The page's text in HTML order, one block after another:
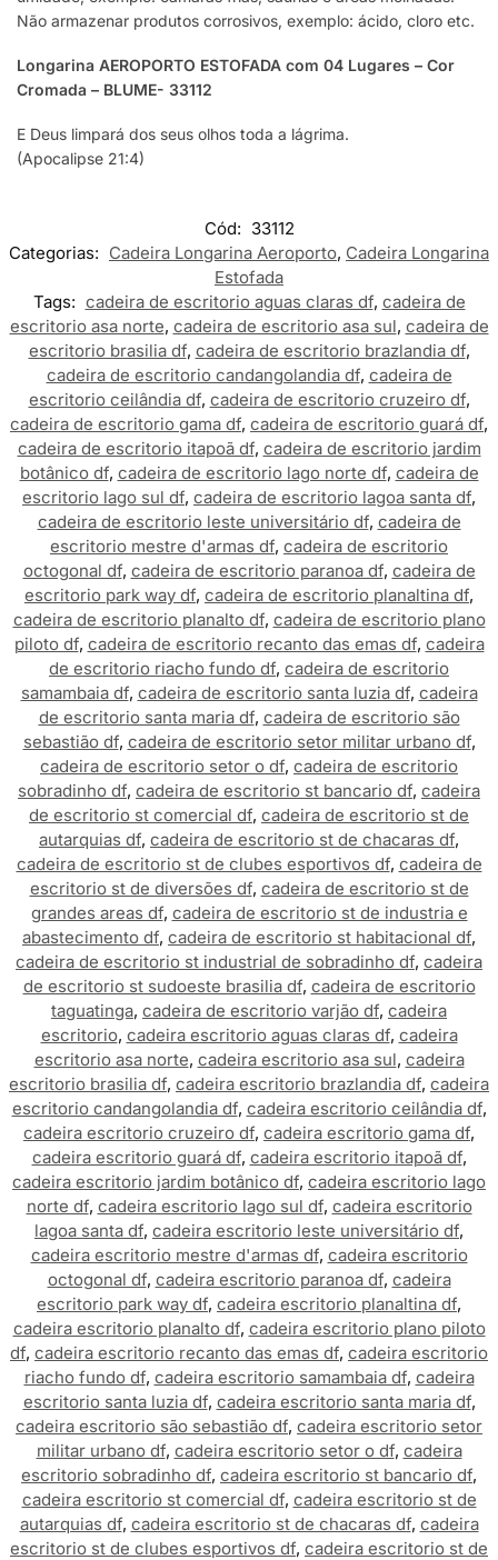
Não armazenar produtos corrosivos, exemplo: ácido, cloro etc.
Longarina AEROPORTO ESTOFADA com 04 Lugares – Cor
Cromada – BLUME- 33112
E Deus limpará dos seus olhos toda a lágrima.
(Apocalipse 21:4)
Cód: 33112
Categorias: Cadeira Longarina Aeroporto, Cadeira Longarina
Estofada
Tags: cadeira de escritorio aguas claras df, cadeira de
escritorio asa norte, cadeira de escritorio asa sul, cadeira de
escritorio brasilia df, cadeira de escritorio brazlandia df,
cadeira de escritorio candangolandia df, cadeira de
escritorio ceilândia df, cadeira de escritorio cruzeiro df,
cadeira de escritorio gama df, cadeira de escritorio guará df,
cadeira de escritorio itapoã df, cadeira de escritorio jardim
botânico df, cadeira de escritorio lago norte df, cadeira de
escritorio lago sul df, cadeira de escritorio lagoa santa df,
cadeira de escritorio leste universitário df, cadeira de
escritorio mestre d'armas df, cadeira de escritorio
octogonal df, cadeira de escritorio paranoa df, cadeira de
escritorio park way df, cadeira de escritorio planaltina df,
cadeira de escritorio planalto df, cadeira de escritorio plano
piloto df, cadeira de escritorio recanto das emas df, cadeira
de escritorio riacho fundo df, cadeira de escritorio
samambaia df, cadeira de escritorio santa luzia df, cadeira
de escritorio santa maria df, cadeira de escritorio são
sebastião df, cadeira de escritorio setor militar urbano df,
cadeira de escritorio setor o df, cadeira de escritorio
sobradinho df, cadeira de escritorio st bancario df, cadeira
de escritorio st comercial df, cadeira de escritorio st de
autarquias df, cadeira de escritorio st de chacaras df,
cadeira de escritorio st de clubes esportivos df, cadeira de
escritorio st de diversões df, cadeira de escritorio st de
grandes areas df, cadeira de escritorio st de industria e
abastecimento df, cadeira de escritorio st habitacional df,
cadeira de escritorio st industrial de sobradinho df, cadeira
de escritorio st sudoeste brasilia df, cadeira de escritorio
taguatinga, cadeira de escritorio varjão df, cadeira
escritorio, cadeira escritorio aguas claras df, cadeira
escritorio asa norte, cadeira escritorio asa sul, cadeira
escritorio brasilia df, cadeira escritorio brazlandia df, cadeira
escritorio candangolandia df, cadeira escritorio ceilândia df,
cadeira escritorio cruzeiro df, cadeira escritorio gama df,
cadeira escritorio guará df, cadeira escritorio itapoã df,
cadeira escritorio jardim botânico df, cadeira escritorio lago
norte df, cadeira escritorio lago sul df, cadeira escritorio
lagoa santa df, cadeira escritorio leste universitário df,
cadeira escritorio mestre d'armas df, cadeira escritorio
octogonal df, cadeira escritorio paranoa df, cadeira
escritorio park way df, cadeira escritorio planaltina df,
cadeira escritorio planalto df, cadeira escritorio plano piloto
df, cadeira escritorio recanto das emas df, cadeira escritorio
riacho fundo df, cadeira escritorio samambaia df, cadeira
escritorio santa luzia df, cadeira escritorio santa maria df,
cadeira escritorio são sebastião df, cadeira escritorio setor
militar urbano df, cadeira escritorio setor o df, cadeira
escritorio sobradinho df, cadeira escritorio st bancario df,
cadeira escritorio st comercial df, cadeira escritorio st de
autarquias df, cadeira escritorio st de chacaras df, cadeira
escritorio st de clubes esportivos df, cadeira escritorio st de